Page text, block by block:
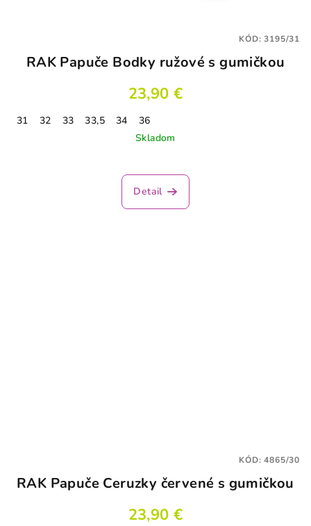
RAK Papuče Bodky ružové s gumičkou
23,90 €
31 32 33 33,5 34
36
Skladom
Detail
KÓD:3195/31
RAK Papuče Ceruzky červené s gumičkou
23,90 €
KÓD:4865/30